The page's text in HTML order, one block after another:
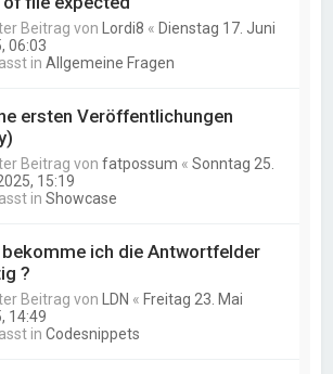
Beitrag von Lordi8 « Dienstag 17. Juni
06:03
inAllgemeine Fragen
ersten Veröffentlichungen
Beitrag vonfatpossum «Sonntag 25.
15:19
inShowcase
bekomme ich die Antwortfelder
?
Beitrag von LDN « Freitag 23. Mai
14:49
inCodesnippets